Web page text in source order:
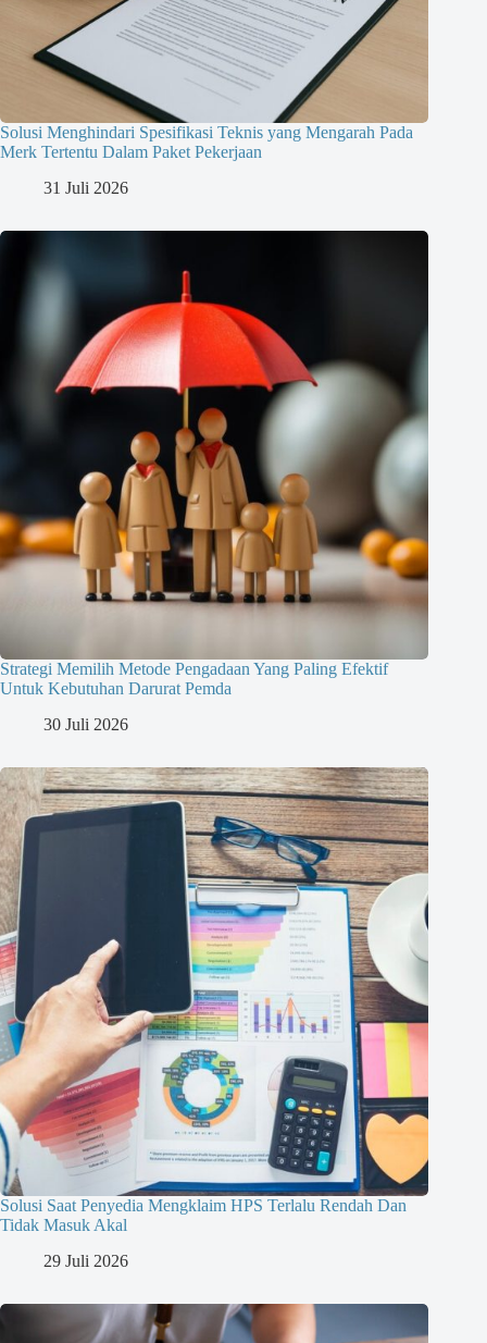
Solusi Menghindari Spesifikasi Teknis yang Mengarah Pada
Merk Tertentu Dalam Paket Pekerjaan
31 Juli 2026
Strategi Memilih Metode Pengadaan Yang Paling Efektif
Untuk Kebutuhan Darurat Pemda
30 Juli 2026
Solusi Saat Penyedia Mengklaim HPS Terlalu Rendah Dan
Tidak Masuk Akal
29 Juli 2026